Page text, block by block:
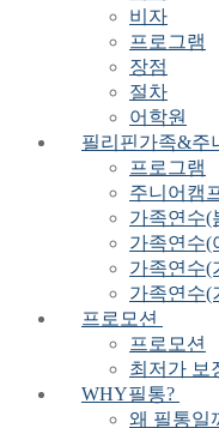
비자
프로그램
장점
절차
어학원
필리핀가족&주
프로그램
주니어캠
가족연수(
가족연수(
가족연수(
가족연수(
프로모션
프로모션
최저가 보
WHY필통?
왜 필통일